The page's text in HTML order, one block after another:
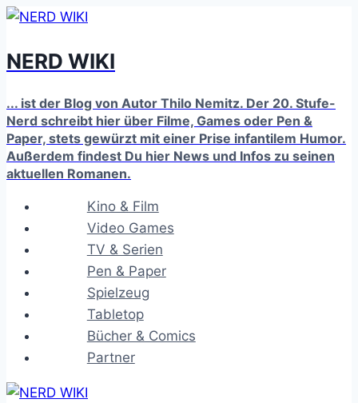
Zum
springen
NERD WIKI
... ist der Blog von Autor Thilo Nemitz. Der 20. Stufe-
Nerd schreibt hier über Filme, Games oder Pen &
Paper, stets gewürzt mit einer Prise infantilem Humor.
Außerdem findest Du hier News und Infos zu seinen
aktuellen Romanen.
Kino & Film
Video Games
TV & Serien
Pen & Paper
Spielzeug
Tabletop
Bücher & Comics
Partner